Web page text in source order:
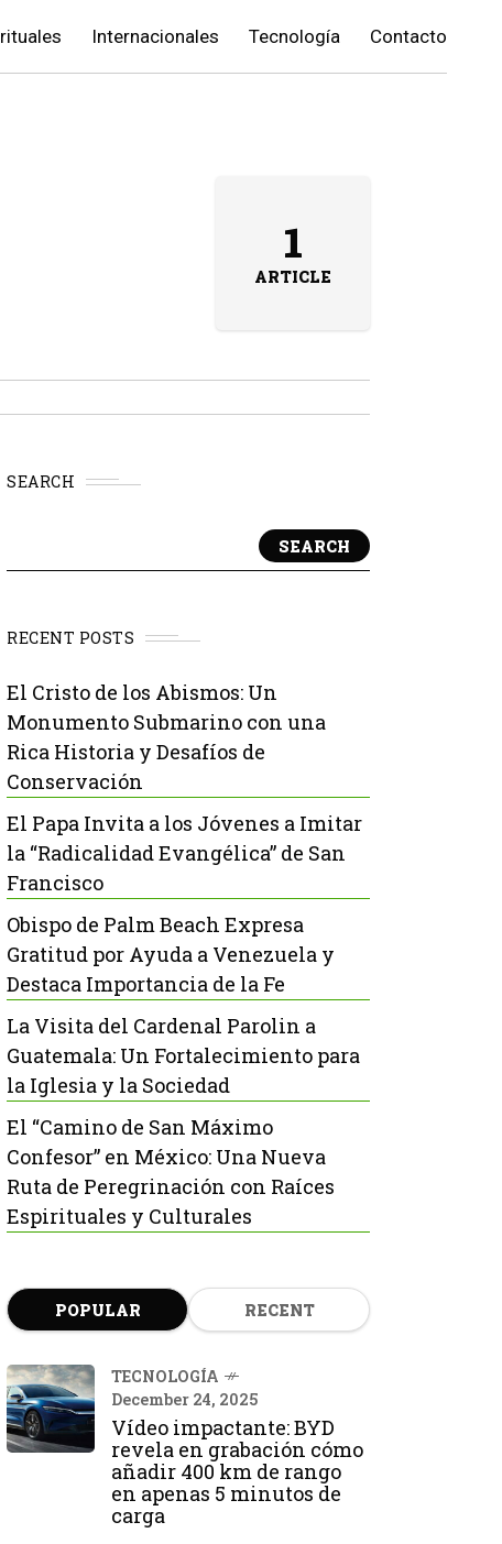
Internacionales Tecnología Contacto
1
ARTICLE
SEARCH
SEARCH
RECENT POSTS
El Cristo de los Abismos: Un
Monumento Submarino con una
Rica Historia y Desafíos de
Conservación
El Papa Invita a los Jóvenes a Imitar
la “Radicalidad Evangélica” de San
Francisco
Obispo de Palm Beach Expresa
Gratitud por Ayuda a Venezuela y
Destaca Importancia de la Fe
La Visita del Cardenal Parolin a
Guatemala: Un Fortalecimiento para
la Iglesia y la Sociedad
El “Camino de San Máximo
Confesor” en México: Una Nueva
Ruta de Peregrinación con Raíces
Espirituales y Culturales
POPULAR RECENT
TECNOLOGÍA
December 24, 2025
Vídeo impactante: BYD
revela en grabación cómo
añadir 400 km de rango
en apenas 5 minutos de
carga